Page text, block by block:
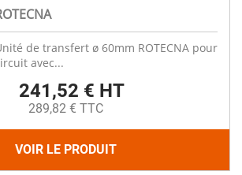
de transfert ø 60mm ROTECNA pour
avec...
241,52 € HT
289,82 € TTC
VOIR LE PRODUIT